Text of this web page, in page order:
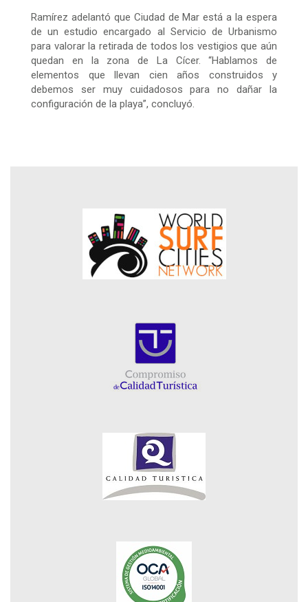
Ramírez adelantó que Ciudad de Mar está a la espera
de un estudio encargado al Servicio de Urbanismo
para valorar la retirada de todos los vestigios que aún
quedan en la zona de La Cícer. “Hablamos de
elementos que llevan cien años construidos y
debemos ser muy cuidadosos para no dañar la
configuración de la playa”, concluyó.